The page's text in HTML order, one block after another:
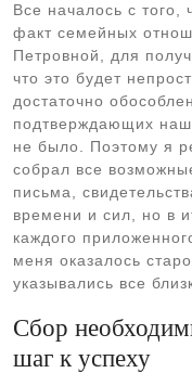
Все началось с того,
факт семейных
Петровной, для
что это будет
достаточно
подтверждающих
не было. Поэтому я
собрал все
письма,
времени и сил, но в
каждого
меня оказалось
указывались все
Сбор
шаг к успеху